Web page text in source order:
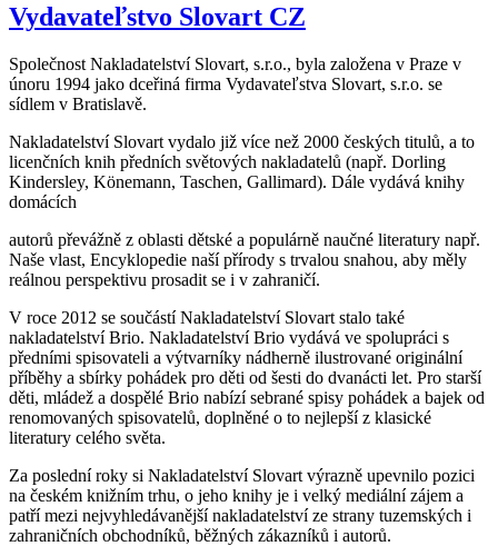
Vydavateľstvo Slovart CZ
Společnost Nakladatelství Slovart, s.r.o., byla založena v Praze v
únoru 1994 jako dceřiná firma Vydavateľstva Slovart, s.r.o. se
sídlem v Bratislavě.
Nakladatelství Slovart vydalo již více než 2000 českých titulů, a to
licenčních knih předních světových nakladatelů (např. Dorling
Kindersley, Könemann, Taschen, Gallimard). Dále vydává knihy
domácích
autorů převážně z oblasti dětské a populárně naučné literatury např.
Naše vlast, Encyklopedie naší přírody s trvalou snahou, aby měly
reálnou perspektivu prosadit se i v zahraničí.
V roce 2012 se součástí Nakladatelství Slovart stalo také
nakladatelství Brio. Nakladatelství Brio vydává ve spolupráci s
předními spisovateli a výtvarníky nádherně ilustrované originální
příběhy a sbírky pohádek pro děti od šesti do dvanácti let. Pro starší
děti, mládež a dospělé Brio nabízí sebrané spisy pohádek a bajek od
renomovaných spisovatelů, doplněné o to nejlepší z klasické
literatury celého světa.
Za poslední roky si Nakladatelství Slovart výrazně upevnilo pozici
na českém knižním trhu, o jeho knihy je i velký mediální zájem a
patří mezi nejvyhledávanější nakladatelství ze strany tuzemských i
zahraničních obchodníků, běžných zákazníků i autorů.